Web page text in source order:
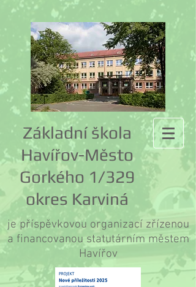
Základní škola
Havířov-Město
Gorkého 1/329
okres Karviná
je příspěvkovou organizací zřízenou
a financovanou statutárním městem
Havířov